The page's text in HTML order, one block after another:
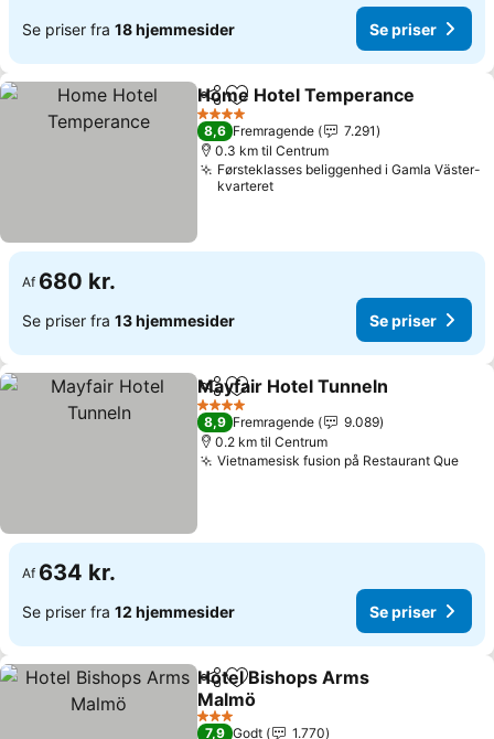
Se priser fra 18 hjemmesider Se priser
Del Føj til favoritter
Home Hotel Temperance
4 Stjerner
8,6 Fremragende
7.291
0.3 km til Centrum
Førsteklasses beliggenhed i Gamla Väster-
kvarteret
Af 680 kr.
Se priser fra 13 hjemmesider Se priser
Del Føj til favoritter
Mayfair Hotel Tunneln
4 Stjerner
8,9 Fremragende
9.089
0.2 km til Centrum
Vietnamesisk fusion på Restaurant QueSe
Af 634 kr.
Se priser fra 12 hjemmesider Se priser
Del Føj til favoritter
Hotel Bishops Arms
Malmö
Se priser
3 Stjerner
7,9 Godt
1.770